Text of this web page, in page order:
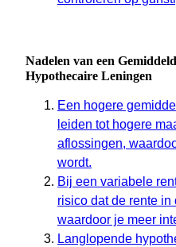
Nadelen van een
Hypothecaire Leningen
Een hogere
leiden tot hogere
aflossingen,
wordt.
Bij een variabele
risico dat de rente in
waardoor je meer
Langlopende